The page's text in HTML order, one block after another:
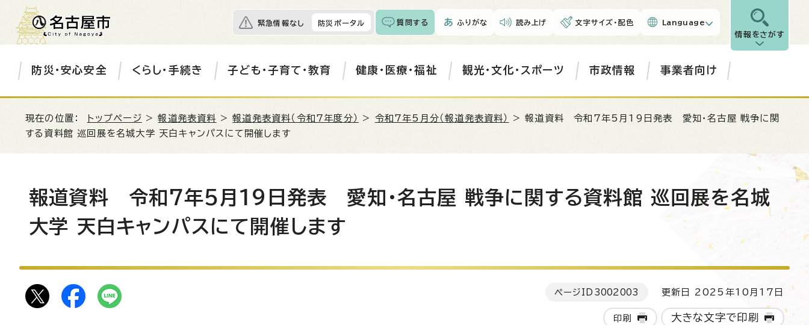
緊急情報なし 防災ポータル 質問する ふりがな 読み上げ 文字サイズ・配色 Language
情報をさがす
防災・安心安全 くらし・手続き 子ども・子育て・教育 健康・医療・福祉 観光・文化・スポーツ 市政情報 事業者向け
現在の位置： トップページ >報道発表資料 >報道発表資料（令和7年度分） > 令和7年5月分（報道発表資料）
> 報道資料 令和7年5月19日発表 愛知・名古屋 戦争に関
する資料館 巡回展を名城大学 天白キャンパスにて開催します
報道資料 令和7年5月19日発表 愛知・名古屋 戦争に関する資料館 巡回展を名城
大学 天白キャンパスにて開催します
ページID 3002003 更新日 2025年10月17日
印刷 大きな文字で印刷